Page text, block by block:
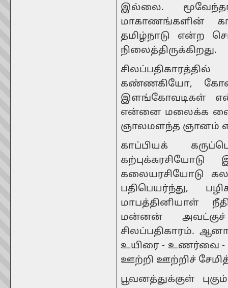
இல்லை.
மாகாணங்களின்
தமிழ்நாடு என்ற
நிலைத்திருக்கிறது.
கண்ணகியோ,
இளங்கோவடிகள்
என்னை மலைக்க
ஞாலமளந்த ஞானம்
காப்பியக்
கலையரசியோடு
பதிபெயர்ந்து,
மாபத்தினியாள்
மன்னன் அவட்குச்
சிலப்பதிகாரம்.
உயிரை - உணர்வை
ஊற்றி ஊற்றிச்
பூவனத்துக்குள்